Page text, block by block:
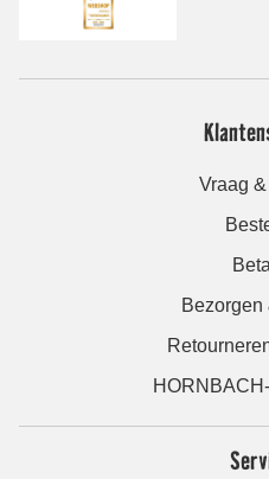
Vraag
Bezorgen